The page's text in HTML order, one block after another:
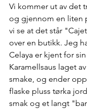
Vi kommer ut av det
og gjennom en liten
vi se at det står
over en butikk. Jeg
Celaya er kjent for
Karamellsaus laget
smake, og ender
flaske pluss tørka
smak og et langt